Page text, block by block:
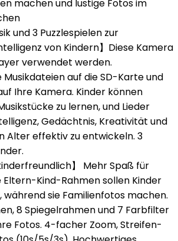
machen und lustige Fotos im
und 3 Puzzlespielen zur
von Kindern】Diese Kamera
verwendet werden.
Musikdateien auf die SD-Karte und
Ihre Kamera. Kinder können
zu lernen, und Lieder
Gedächtnis, Kreativität und
Alter effektiv zu entwickeln. 3
】 Mehr Spaß für
Eltern-Kind-Rahmen sollen Kinder
während sie Familienfotos machen.
8 Spiegelrahmen und 7 Farbfilter
Fotos. 4-facher Zoom, Streifen-